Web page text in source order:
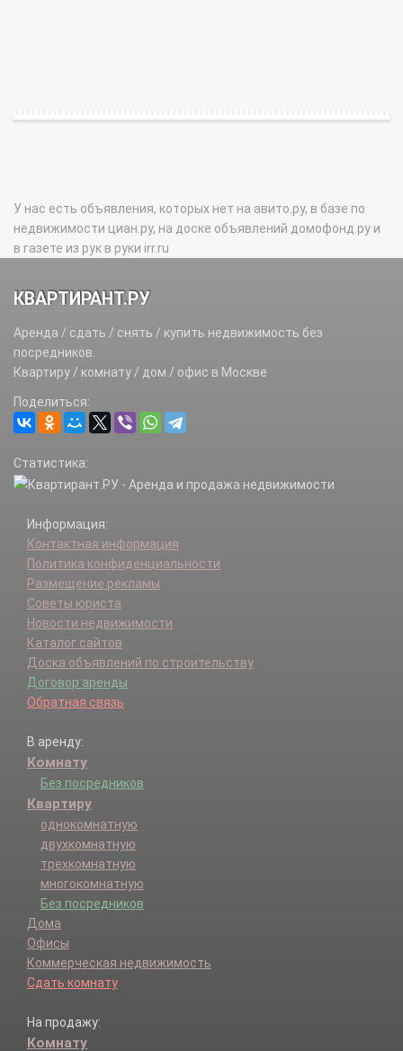
У нас есть объявления, которых нет на авито.ру, в базе по
недвижимости циан.ру, на доске объявлений домофонд.ру и
в газете из рук в руки irr.ru
КВАРТИРАНТ.РУ
Аренда / сдать / снять / купить недвижимость без
посредников.
Квартиру / комнату / дом / офис в Москве
Поделиться:
Статистика:
Информация:
Контактная информация
Политика конфиденциальности
Размещение рекламы
Советы юриста
Новости недвижимости
Каталог сайтов
Доска объявлений по строительству
Договор аренды
Обратная связь
В аренду:
Комнату
Без посредников
Квартиру
однокомнатную
двухкомнатную
трехкомнатную
многокомнатную
Без посредников
Дома
Офисы
Коммерческая недвижимость
Сдать комнату
На продажу:
Комнату